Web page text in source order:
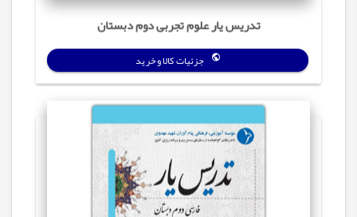
تدریس‌ یار علوم تجربی دوم دبستان
جزئیات کالا و خرید